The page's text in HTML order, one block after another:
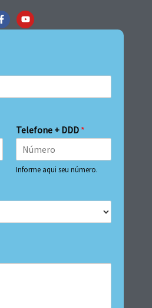
Telefone + DDD *
Informe aqui seu número.